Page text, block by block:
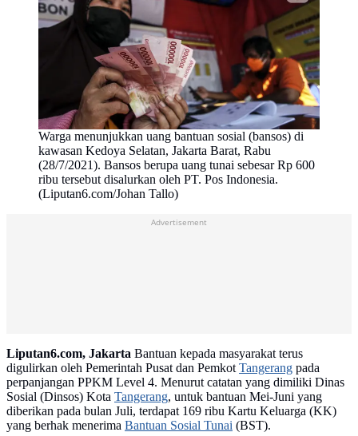
Warga menunjukkan uang bantuan sosial (bansos) di
kawasan Kedoya Selatan, Jakarta Barat, Rabu
(28/7/2021). Bansos berupa uang tunai sebesar Rp 600
ribu tersebut disalurkan oleh PT. Pos Indonesia.
(Liputan6.com/Johan Tallo)
Advertisement
Liputan6.com, Jakarta Bantuan kepada masyarakat terus
digulirkan oleh Pemerintah Pusat dan PemkotTangerang pada
perpanjangan PPKM Level 4. Menurut catatan yang dimiliki Dinas
Sosial (Dinsos) Kota Tangerang, untuk bantuan Mei-Juni yang
diberikan pada bulan Juli, terdapat 169 ribu Kartu Keluarga (KK)
yang berhak menerima Bantuan Sosial Tunai (BST).